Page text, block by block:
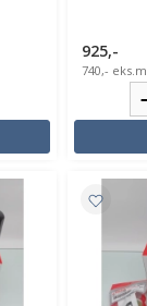
925,-
740,-